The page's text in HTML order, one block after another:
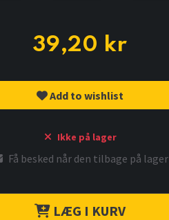
39,20 kr
Add to wishlist
Ikke på lager
Få besked når den tilbage på lager
LÆG I KURV